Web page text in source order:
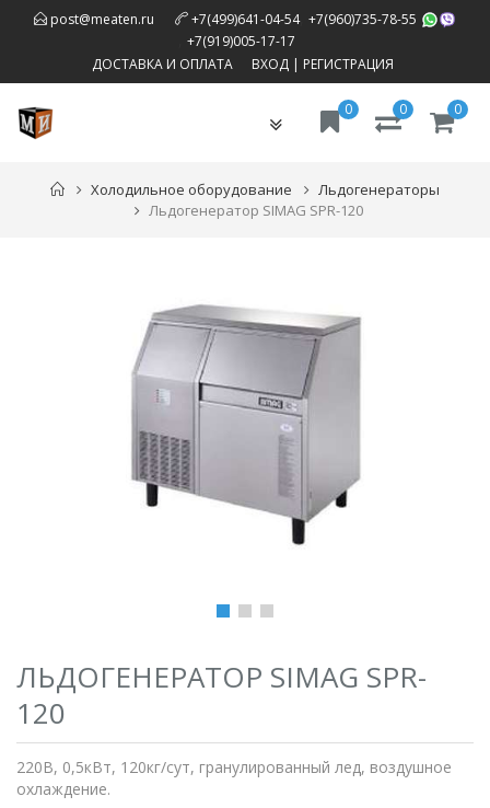
post@meaten.ru +7(499)641-04-54, +7(960)735-78-55
+7(919)005-17-17
ДОСТАВКА И ОПЛАТА
ВХОД| РЕГИСТРАЦИЯ
Toggle
0
0
0
Холодильное оборудование
Льдогенераторы
Льдогенератор SIMAG SPR-120
ЛЬДОГЕНЕРАТОР SIMAG SPR-
120
220В, 0,5кВт, 120кг/сут, гранулированный лед, воздушное
охлаждение.